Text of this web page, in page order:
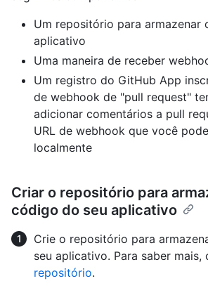
Um repositório para armazenar
aplicativo
Uma maneira de receber
Um registro do GitHub App
de webhook de "pull request"
adicionar comentários a pull
URL de webhook que você
localmente
Criar o repositório para
código do seu aplicativo
Crie o repositório para
seu aplicativo. Para saber mais,
repositório.